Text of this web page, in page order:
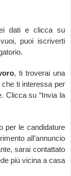
dati e clicca su
puoi iscriverti
, ti troverai una
ti interessa per
Clicca su “Invia la
per le candidature
all’annuncio
sarai contattato
più vicina a casa